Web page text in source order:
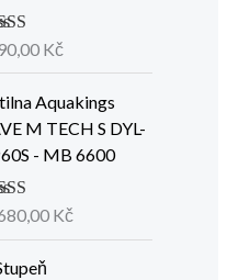
Kč
Aquakings
M TECH S DYL-
- MB 6600
Kč